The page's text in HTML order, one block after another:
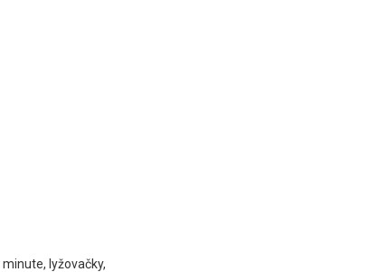
lyžovačky,